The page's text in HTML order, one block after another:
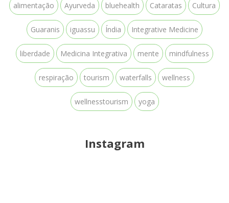
alimentação Ayurveda bluehealth Cataratas Cultura
Guaranis iguassu Índia Integrative Medicine
liberdade Medicina Integrativa mente mindfulness
respiração tourism waterfalls wellness
wellnesstourism yoga
Instagram